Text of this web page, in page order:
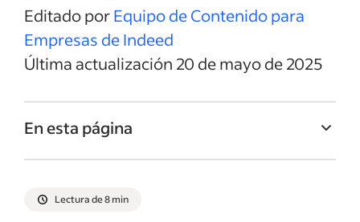
Editado porEquipo de Contenido para
Empresas de Indeed
Última actualización 20 de mayo de 2025
En esta página
Humanos
Lectura de 8 min